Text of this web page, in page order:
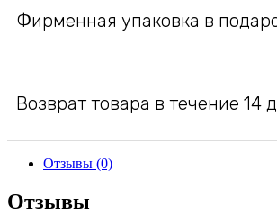
Фирменная упаковка в
Возврат товара в течение 14
Отзывы (0)
Отзывы